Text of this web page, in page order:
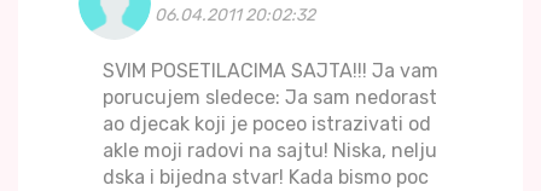
06.04.2011 20:02:32
SVIM POSETILACIMA SAJTA!!! Ja vam
porucujem sledece: Ja sam nedorast
ao djecak koji je poceo istrazivati od
akle moji radovi na sajtu! Niska, nelju
dska i bijedna stvar! Kada bismo poc